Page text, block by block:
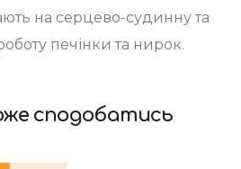
на серцево-судинну та
печінки та нирок.
сподобатись